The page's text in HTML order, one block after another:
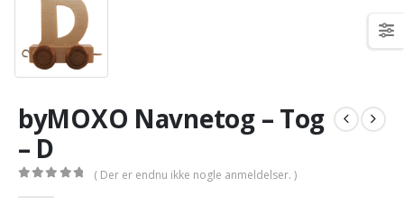
byMOXO Navnetog – Tog
– D
( Der er endnu ikke nogle anmeldelser. )